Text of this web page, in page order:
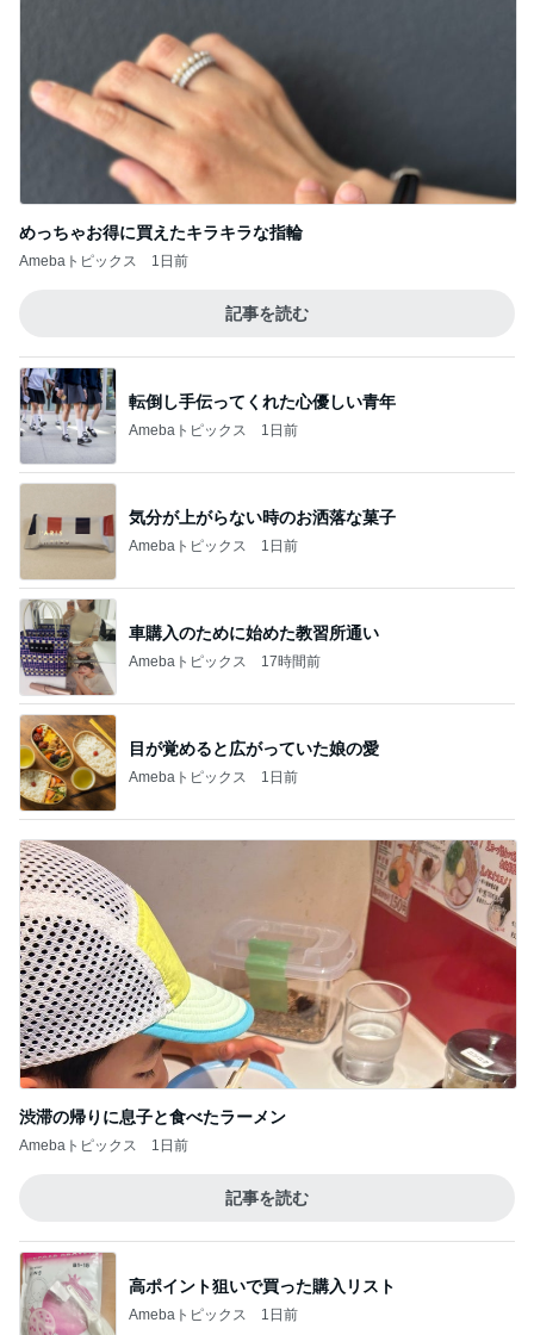
めっちゃお得に買えたキラキラな指輪
Amebaトピックス 1日前
記事を読む
転倒し手伝ってくれた心優しい青年
Amebaトピックス 1日前
気分が上がらない時のお洒落な菓子
Amebaトピックス 1日前
車購入のために始めた教習所通い
Amebaトピックス 17時間前
目が覚めると広がっていた娘の愛
Amebaトピックス 1日前
渋滞の帰りに息子と食べたラーメン
Amebaトピックス 1日前
記事を読む
高ポイント狙いで買った購入リスト
Amebaトピックス 1日前